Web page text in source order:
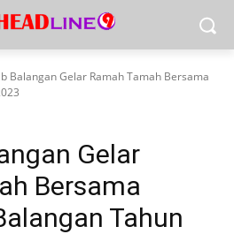
Balangan Gelar Ramah Tamah Bersama
Gelar
Bersama
Tahun